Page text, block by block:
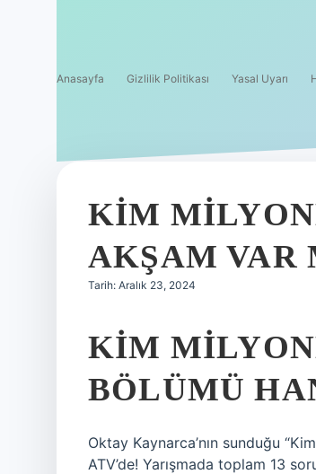
Anasayfa Gizlilik Politikası Yasal Uyarı
KIM
AKŞAM VAR
Tarih: Aralık 23, 2024
KIM
BÖLÜMÜ
Oktay Kaynarca’nın sunduğu
ATV’de! Yarışmada toplam 13